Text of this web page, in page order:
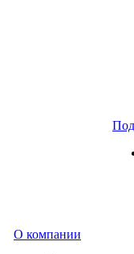
О компании